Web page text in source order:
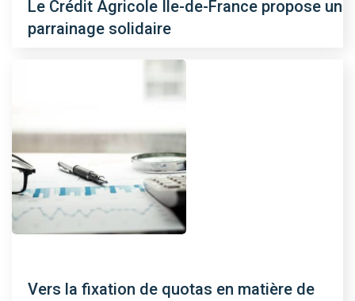
Le Crédit Agricole Ile-de-France propose un
parrainage solidaire
Vers la fixation de quotas en matière de